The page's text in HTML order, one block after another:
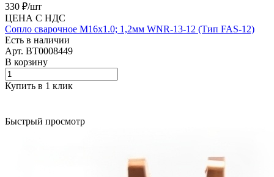
330 ₽/шт
ЦЕНА С НДС
Сопло сварочное M16х1.0; 1,2мм WNR-13-12 (Тип FAS-12)
Есть в наличии
Арт. BT0008449
В корзину
Купить в 1 клик
Быстрый просмотр